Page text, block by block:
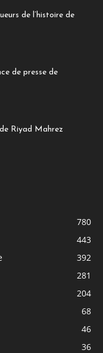
de l’histoire de
de presse de
Riyad Mahrez
780
443
392
281
204
68
46
36